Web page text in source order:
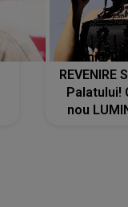
Tania
REVENIRE
Palatului!
nou